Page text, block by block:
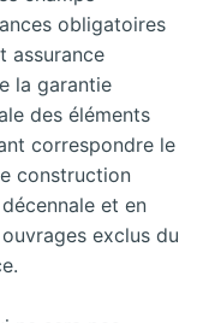
obligatoires
assurance
la garantie
des éléments
correspondre le
construction
et en
exclus du